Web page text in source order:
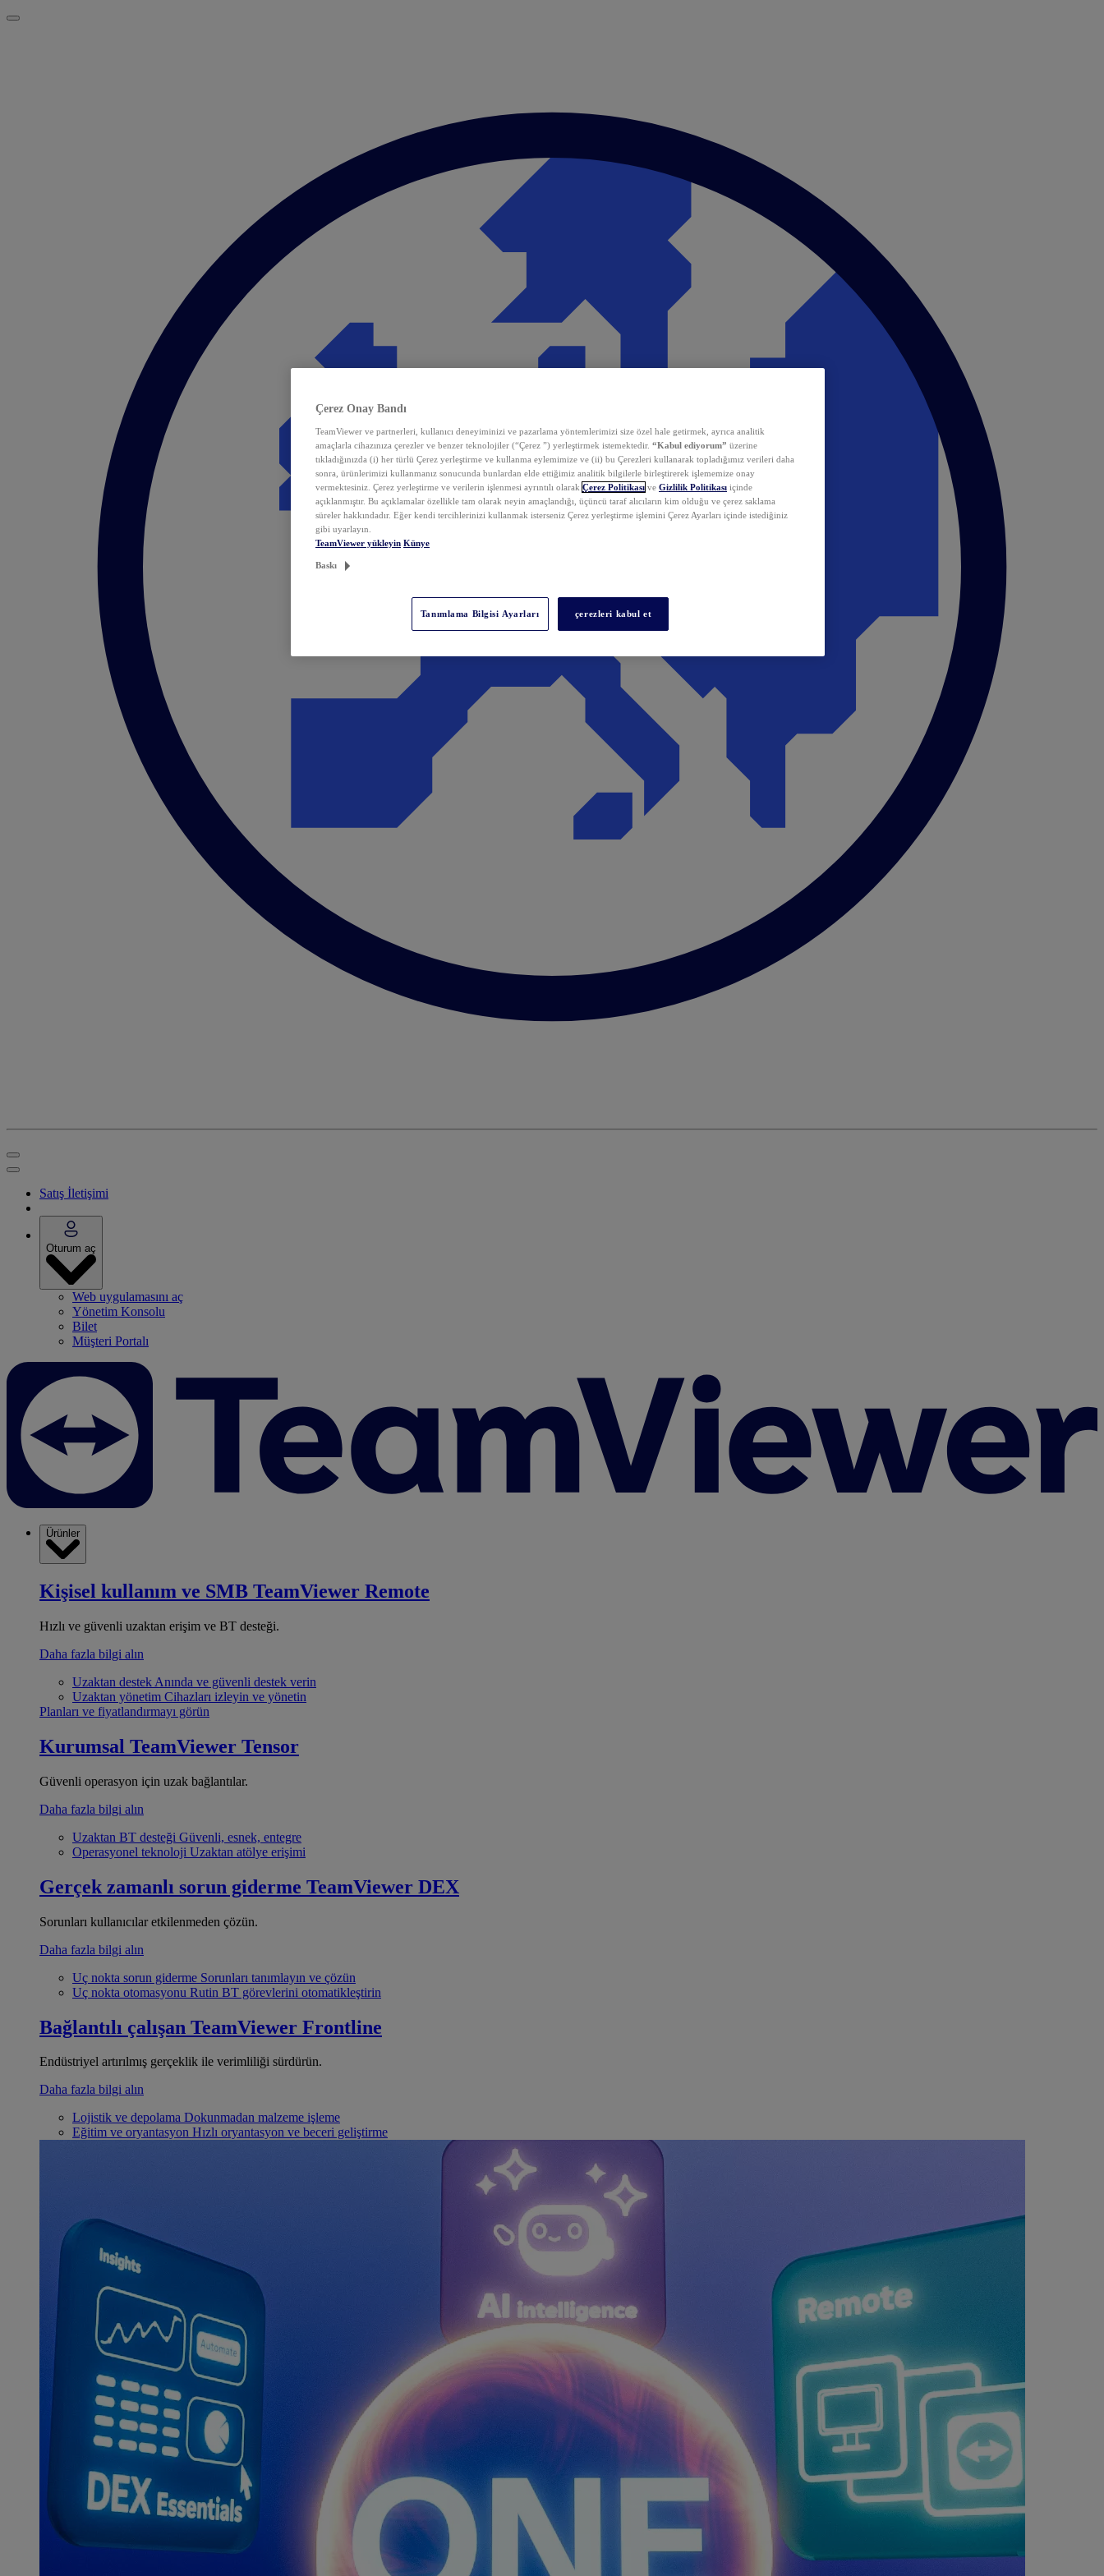
Satış İletişimi
Oturum aç
Web uygulamasını aç
Yönetim Konsolu
Bilet
Müşteri Portalı
Ürünler
Kişisel kullanım ve SMB TeamViewer Remote
Hızlı ve güvenli uzaktan erişim ve BT desteği.
Daha fazla bilgi alın
Uzaktan destek Anında ve güvenli destek verin
Uzaktan yönetim Cihazları izleyin ve yönetin
Planları ve fiyatlandırmayı görün
Kurumsal TeamViewer Tensor
Güvenli operasyon için uzak bağlantılar.
Daha fazla bilgi alın
Uzaktan BT desteği Güvenli, esnek, entegre
Operasyonel teknoloji Uzaktan atölye erişimi
Gerçek zamanlı sorun giderme TeamViewer DEX
Sorunları kullanıcılar etkilenmeden çözün.
Daha fazla bilgi alın
Uç nokta sorun giderme Sorunları tanımlayın ve çözün
Uç nokta otomasyonu Rutin BT görevlerini otomatikleştirin
Bağlantılı çalışan TeamViewer Frontline
Endüstriyel artırılmış gerçeklik ile verimliliği sürdürün.
Daha fazla bilgi alın
Lojistik ve depolama Dokunmadan malzeme işleme
Eğitim ve oryantasyon Hızlı oryantasyon ve beceri geliştirme
Çerez Onay Bandı
TeamViewer ve partnerleri, kullanıcı deneyiminizi ve pazarlama yöntemlerimizi size özel hale getirmek, ayrıca analitik
amaçlarla cihazınıza çerezler ve benzer teknolojiler (“Çerez ”) yerleştirmek istemektedir. “Kabul ediyorum” üzerine
tıkladığınızda (i) her türlü Çerez yerleştirme ve kullanma eylemimize ve (ii) bu Çerezleri kullanarak topladığımız verileri daha
sonra, ürünlerimizi kullanmanız sonucunda bunlardan elde ettiğimiz analitik bilgilerle birleştirerek işlememize onay
vermektesiniz. Çerez yerleştirme ve verilerin işlenmesi ayrıntılı olarak Çerez Politikası ve Gizlilik Politikası içinde
açıklanmıştır. Bu açıklamalar özellikle tam olarak neyin amaçlandığı, üçüncü taraf alıcıların kim olduğu ve çerez saklama
süreler hakkındadır. Eğer kendi tercihlerinizi kullanmak isterseniz Çerez yerleştirme işlemini Çerez Ayarları içinde istediğiniz
gibi uyarlayın.
TeamViewer yükleyin Künye
Baskı
Tanımlama Bilgisi Ayarları çerezleri kabul et